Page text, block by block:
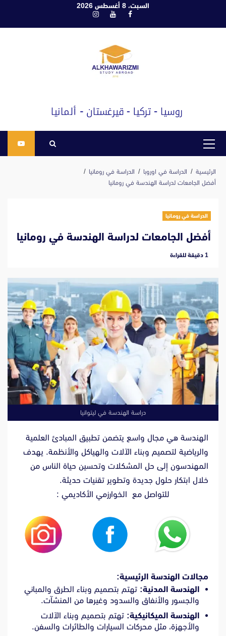
السبت، 8 أغسطس 2026
فيسبوكيوتيوبانستغرام
القائمة
الرئيسية الدراسة في اوروبا
الدراسة في رومانيا
أفضل الجامعات لدراسة الهندسة في رومانيا
الدراسة في رومانيا
أفضل الجامعات لدراسة الهندسة في رومانيا
‫1 دقيقة للقراءة
دراسة الهندسة في ليتوانيا
الهندسة هي مجال واسع يتضمن تطبيق المبادئ العلمية
والرياضية لتصميم وبناء الآلات والهياكل والأنظمة. يهدف
المهندسون إلى حل المشكلات وتحسين حياة الناس من
خلال ابتكار حلول جديدة وتطوير تقنيات حديثة.
للتواصل مع الخوارزمي الأكاديمي :
مجالات الهندسة الرئيسية:
الهندسة المدنية: تهتم بتصميم وبناء الطرق والمباني
والجسور والأنفاق والسدود وغيرها من المنشآت.
الهندسة الميكانيكية: تهتم بتصميم وبناء الآلات
والأجهزة، مثل محركات السيارات والطائرات والسفن.